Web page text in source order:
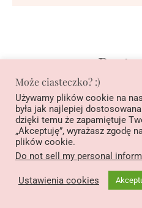
Może ciasteczko? :)
Używamy plików cookie na
była jak najlepiej
dzięki temu że zapamiętuje
„Akceptuję”, wyrażasz zgodę
plików cookie.
Do not sell my personal
Ustawienia cookies